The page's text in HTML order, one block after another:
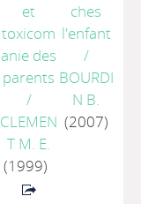
et
toxicom
anie des
parents
/
CLEMEN
T M. E.
(1999)
ches
l'enfant
/
BOURDI
N B.
(2007)